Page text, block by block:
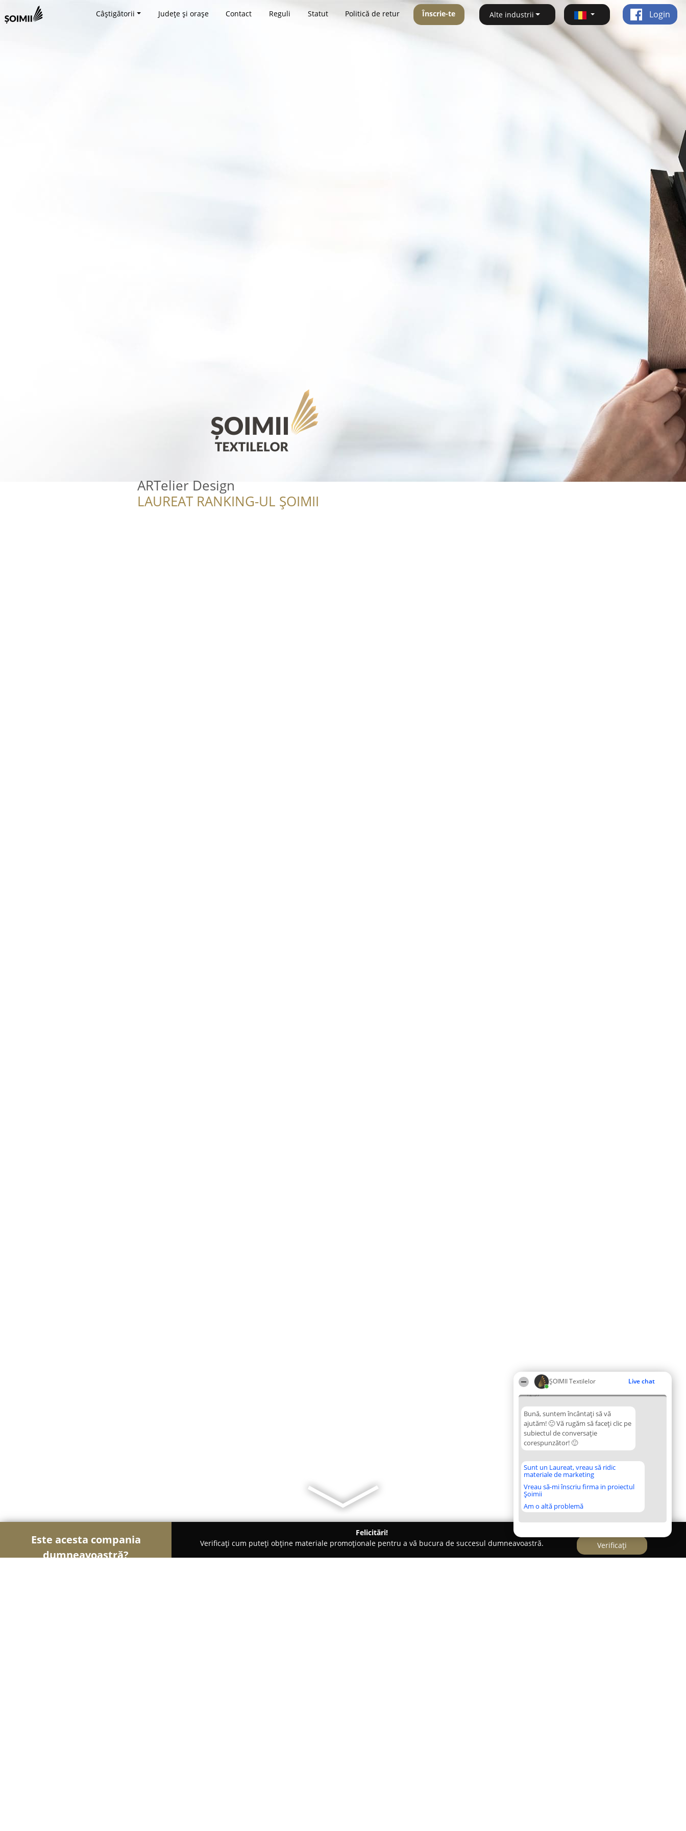
ȘOIMII Textilelor Live chat
12:37
Bună, suntem încântați să vă
ajutăm! 🙂 Vă rugăm să faceți clic pe
subiectul de conversație
corespunzător! 🙂
Sunt un Laureat, vreau să ridic
materiale de marketing
Vreau să-mi înscriu firma in proiectul
Șoimii
Am o altă problemă
Câștigătorii Județe și orașe Contact Reguli Statut Politică de retur Înscrie-te Alte industrii Login
ARTelier Design
LAUREAT RANKING-UL ȘOIMII
Este acesta compania
dumneavoastră?
Felicitări!
Verificați cum puteți obține materiale promoționale pentru a vă bucura de succesul dumneavoastră.
Verificați